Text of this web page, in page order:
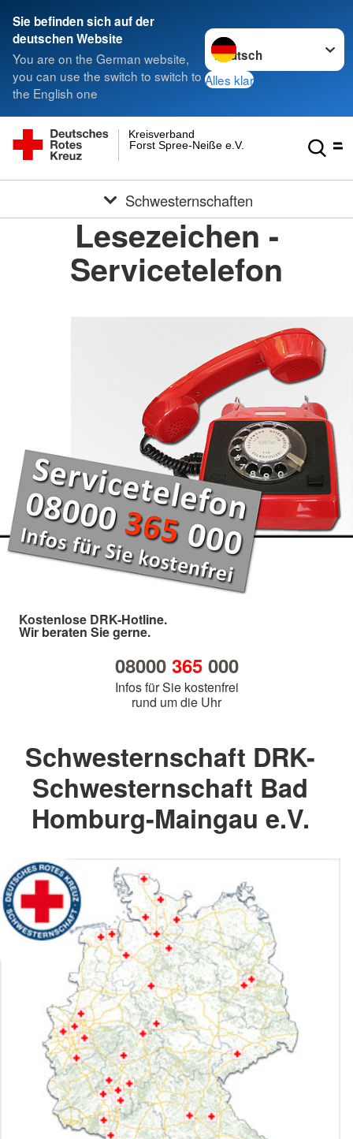
Sie befinden sich auf der
deutschen Website
You are on the German website,
you can use the switch to switch to
the English one
Sprache wechseln zu
Alles klar
Forst Spree-Neiße e.V.
Kreisverband
Schwesternschaften
Lesezeichen -
Servicetelefon
Kostenlose DRK-Hotline.
Wir beraten Sie gerne.
08000 365000
Infos für Sie kostenfrei
rund um die Uhr
Schwesternschaft DRK-
Schwesternschaft Bad
Homburg-Maingau e.V.